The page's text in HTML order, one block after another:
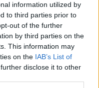
information utilized by
to third parties prior to
out of the further
by third parties on the
This information may
on the IAB’s List of
disclose it to other
от Китай